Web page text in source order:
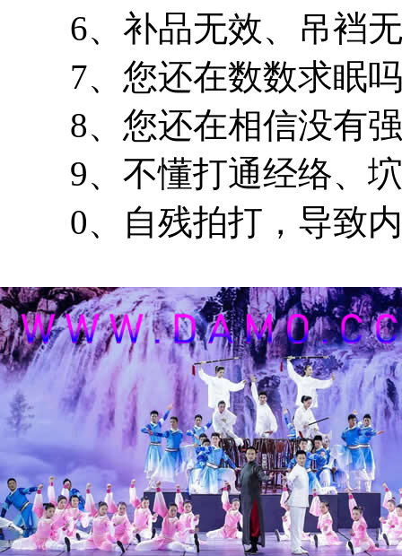
6、补品无效、吊裆无
7、您还在数数求眠吗
8、您还在相信没有强
9、不懂打通经络、坹
0、自残拍打，导致内